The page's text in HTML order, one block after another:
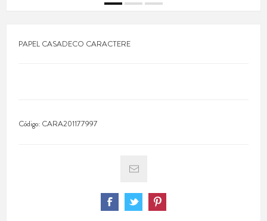
PAPEL CASADECO CARACTERE
Código: CARA201177997